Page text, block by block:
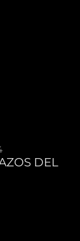
DEL